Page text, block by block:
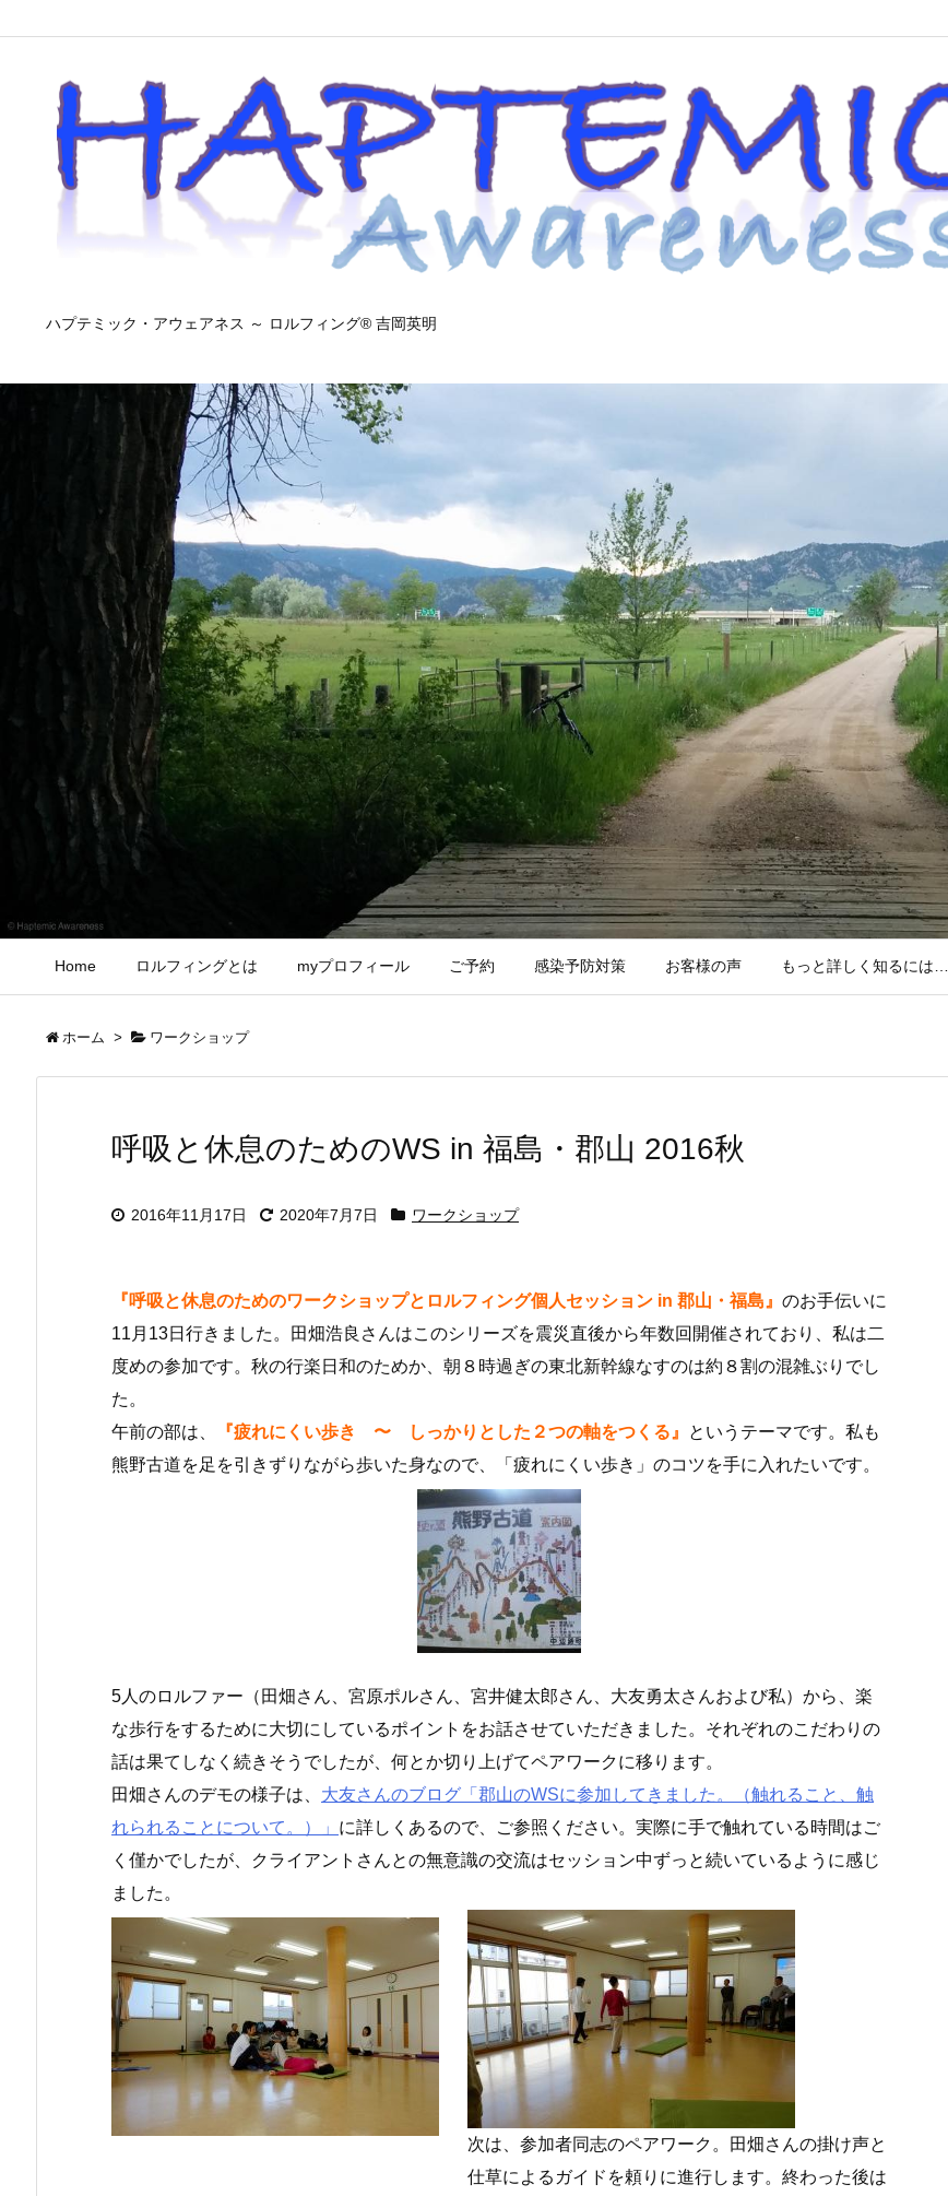
ハプテミック・アウェアネス ～ ロルフィング® 吉岡英明
Home ロルフィングとは myプロフィール ご予約 感染予防対策 お客様の声 もっと詳しく知るには…
ホーム > ワークショップ
呼吸と休息のためのWS in 福島・郡山 2016秋
2016年11月17日 2020年7月7日 ワークショップ
『呼吸と休息のためのワークショップとロルフィング個人セッション in 郡山・福島』 のお手伝いに
11月13日行きました。田畑浩良さんはこのシリーズを震災直後から年数回開催されており、私は二
度めの参加です。秋の行楽日和のためか、朝８時過ぎの東北新幹線なすのは約８割の混雑ぶりでし
た。
午前の部は、
『疲れにくい歩き 〜 しっかりとした２つの軸をつくる』
というテーマです。私も
熊野古道を足を引きずりながら歩いた身なので、「疲れにくい歩き」のコツを手に入れたいです。
5人のロルファー（田畑さん、宮原ポルさん、宮井健太郎さん、大友勇太さんおよび私）から、楽
な歩行をするために大切にしているポイントをお話させていただきました。それぞれのこだわりの
話は果てしなく続きそうでしたが、何とか切り上げてペアワークに移ります。
田畑さんのデモの様子は、 大友さんのブログ「郡山のWSに参加してきました。（触れること、触
れられることについて。）」 に詳しくあるので、ご参照ください。実際に手で触れている時間はご
く僅かでしたが、クライアントさんとの無意識の交流はセッション中ずっと続いているように感じ
ました。
次は、参加者同志のペアワーク。田畑さんの掛け声と
仕草によるガイドを頼りに進行します。終わった後は